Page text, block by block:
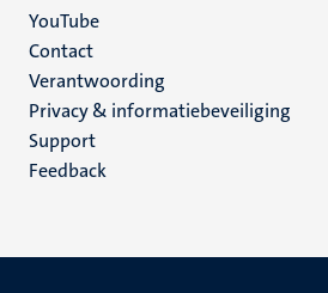
YouTube
Menu
footer
(NL)
Contact
Verantwoording
Privacy & informatiebeveiliging
Support
Feedback